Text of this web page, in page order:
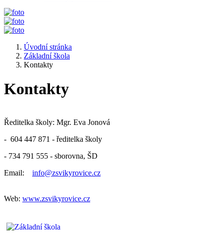
Úvodní stránka
Základní škola
Kontakty
Kontakty
Ředitelka školy: Mgr. Eva Jonová
- 604 447 871 - ředitelka školy
- 734 791 555 - sborovna, ŠD
Email: info@zsvikyrovice.cz
Web: www.zsvikyrovice.cz